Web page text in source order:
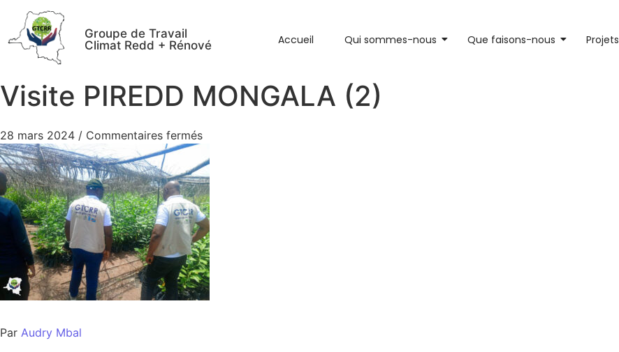
Groupe de Travail
Climat Redd + Rénové
Accueil Qui sommes-nous Que faisons-nous Projets
Visite PIREDD MONGALA (2)
28 mars 2024 / Commentaires fermés
Par Audry Mbal